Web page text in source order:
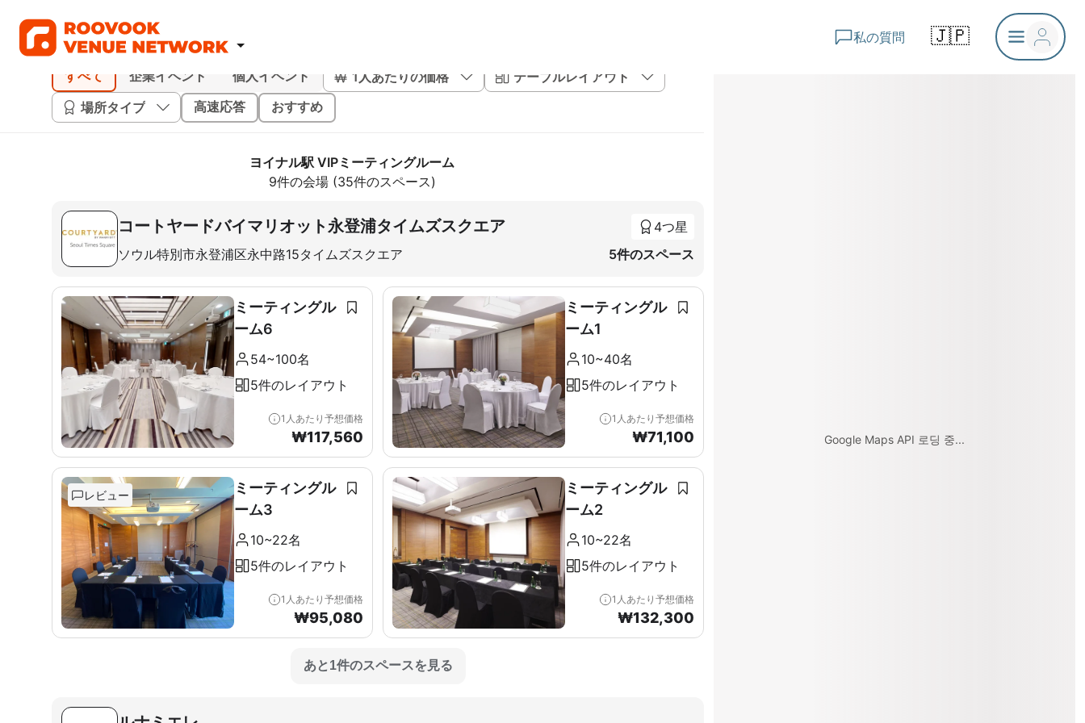
私の質問 🇯🇵
すべて 企業イベント 個人イベント 1人あたりの価格
テーブルレイアウト
場所タイプ
高速応答 おすすめ
ヨイナル駅 VIPミーティングルーム
9件の会場 (35件のスペース)
コートヤードバイマリオット永登浦タイムズスクエア
ソウル特別市永登浦区永中路15タイムズスクエア
4つ星
5件のスペース
ミーティングル
ーム6
54~100名
5件のレイアウト
1人あたり予想価格
₩117,560
ミーティングル
ーム1
10~40名
5件のレイアウト
1人あたり予想価格
₩71,100
レビュー
ミーティングル
ーム3
10~22名
5件のレイアウト
1人あたり予想価格
₩95,080
ミーティングル
ーム2
10~22名
5件のレイアウト
1人あたり予想価格
₩132,300
あと1件のスペースを見る
Google Maps API 로딩 중...